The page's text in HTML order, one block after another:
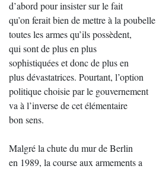
d’abord pour insister sur le fait
qu’on ferait bien de mettre à la poubelle
toutes les armes qu’ils possèdent,
qui sont de plus en plus
sophistiquées et donc de plus en
plus dévastatrices. Pourtant, l’option
politique choisie par le gouvernement
va à l’inverse de cet élémentaire
bon sens.
Malgré la chute du mur de Berlin
en 1989, la course aux armements a